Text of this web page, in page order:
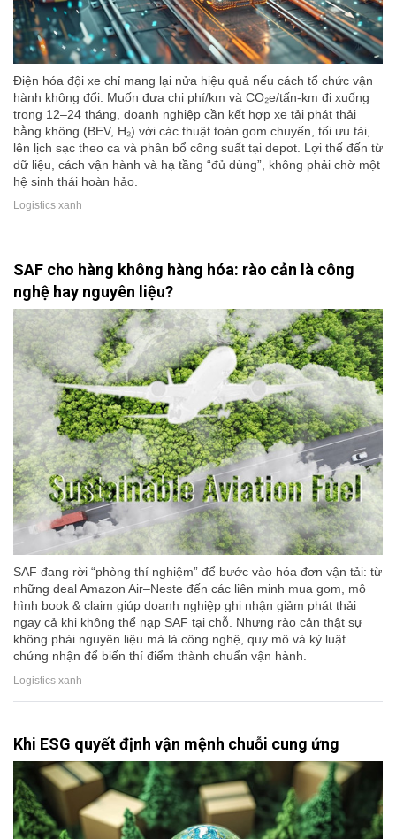
Điện hóa đội xe chỉ mang lại nửa hiệu quả nếu cách tổ chức vận
hành không đổi. Muốn đưa chi phí/km và CO₂e/tấn-km đi xuống
trong 12–24 tháng, doanh nghiệp cần kết hợp xe tải phát thải
bằng không (BEV, H₂) với các thuật toán gom chuyến, tối ưu tải,
lên lịch sạc theo ca và phân bổ công suất tại depot. Lợi thế đến từ
dữ liệu, cách vận hành và hạ tầng “đủ dùng”, không phải chờ một
hệ sinh thái hoàn hảo.
Logistics xanh
SAF cho hàng không hàng hóa: rào cản là công
nghệ hay nguyên liệu?
SAF đang rời “phòng thí nghiệm” để bước vào hóa đơn vận tải: từ
những deal Amazon Air–Neste đến các liên minh mua gom, mô
hình book & claim giúp doanh nghiệp ghi nhận giảm phát thải
ngay cả khi không thể nạp SAF tại chỗ. Nhưng rào cản thật sự
không phải nguyên liệu mà là công nghệ, quy mô và kỷ luật
chứng nhận để biến thí điểm thành chuẩn vận hành.
Logistics xanh
Khi ESG quyết định vận mệnh chuỗi cung ứng